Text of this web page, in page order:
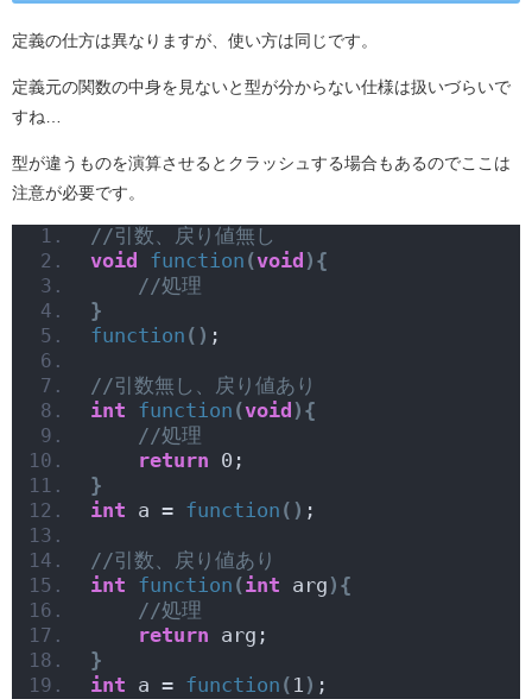
定義の仕方は異なりますが、使い方は同じです。
定義元の関数の中身を見ないと型が分からない仕様は扱いづらいで
すね…
型が違うものを演算させるとクラッシュする場合もあるのでここは
注意が必要です。
//引数、戻り値無し
void
function (void ){
//処理
}
function () ;
//引数無し、戻り値あり
int function (void ){
//処理
return 0;
}
int a = function () ;
//引数、戻り値あり
int function (int arg ){
//処理
return arg;
}
int a = function ( 1 ) ;